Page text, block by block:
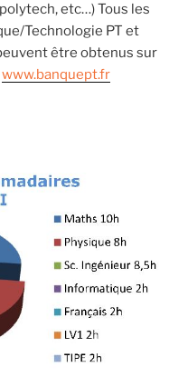
etc…) Tous les
Technologie PT et
être obtenus sur
www.banquept.fr